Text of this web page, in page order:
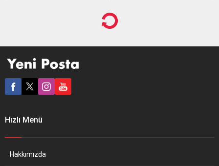
cenaze merasiminde David
Sassoli’nin eşi Alessandra
Vittorini, çocukları Livia ve
Giulio, hazır bulunurken,
Hızlı Menü
Hakkımızda